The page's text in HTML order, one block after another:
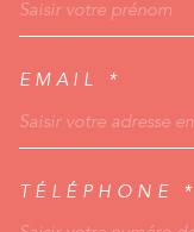
EMAIL *
TÉLÉPHONE *